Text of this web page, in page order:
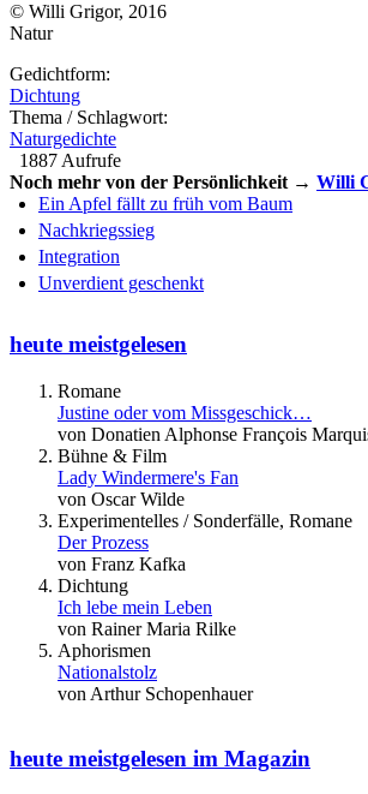
© Willi Grigor, 2016
Natur
Gedichtform:
Dichtung
Thema / Schlagwort:
Naturgedichte
1887 Aufrufe
Noch mehr von der Persönlichkeit → Willi
Ein Apfel fällt zu früh vom Baum
Nachkriegssieg
Integration
Unverdient geschenkt
heute meistgelesen
Romane
Justine oder vom Missgeschick…
von Donatien Alphonse François
Bühne & Film
Lady Windermere's Fan
von Oscar Wilde
Experimentelles / Sonderfälle, Romane
Der Prozess
von Franz Kafka
Dichtung
Ich lebe mein Leben
von Rainer Maria Rilke
Aphorismen
Nationalstolz
von Arthur Schopenhauer
heute meistgelesen im Magazin